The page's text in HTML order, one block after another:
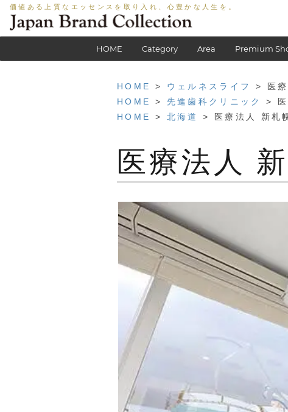
価値ある上質なエッセンスを取り入れ、心豊かな人生を。
HOME Category Area Premium
HOME > ウェルネスライフ
> 医
HOME
> 先進歯科クリニック
> 医
HOME
> 北海道 > 医療法人 新札
医療法人